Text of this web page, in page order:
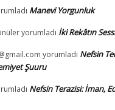
Manevi Yorgunluk
yorumladı İki Rekâtın
yorumladı Nefsin
Şuuru
Nefsin Terazisi: İman,